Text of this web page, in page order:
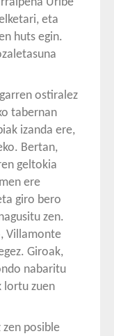
eta
huts egin.
ostiralez
tabernan
izanda ere,
Bertan,
geltokia
ere
giro bero
zen.
Villamonte
Giroak,
nabaritu
lortu zuen
zen posible